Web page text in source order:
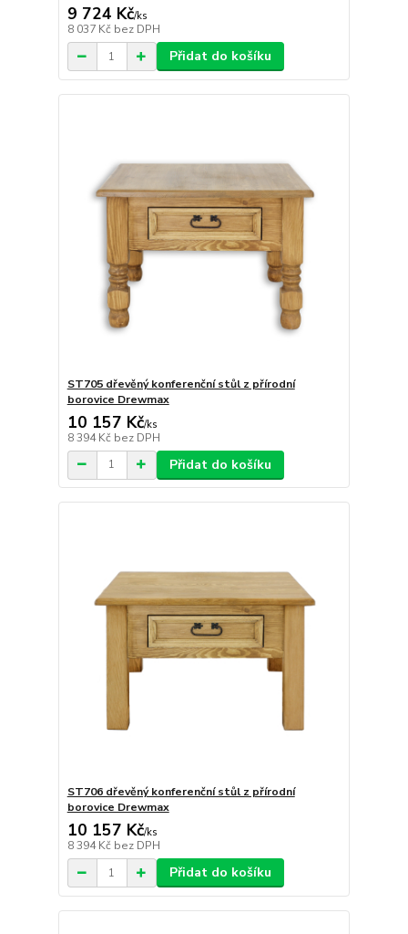
9 724 Kč/ks
8 037 Kč bez DPH
Přidat do košíku
ST705 dřevěný konferenční stůl z přírodní
borovice Drewmax
10 157 Kč/ks
8 394 Kč bez DPH
Přidat do košíku
ST706 dřevěný konferenční stůl z přírodní
borovice Drewmax
10 157 Kč/ks
8 394 Kč bez DPH
Přidat do košíku